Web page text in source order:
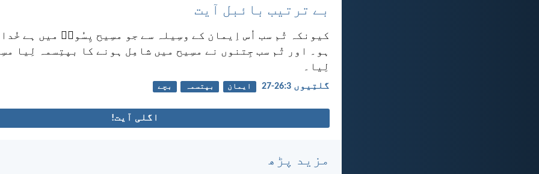
بے ترتیب بائبل آیت
کیونکہ تُم سب اُس اِیمان کے وسِیلہ سے جو مسِیح یِسُوعؔ میں ہے
ہو۔ اور تُم سب جِتنوں نے مسِیح میں شامِل ہونے کا بپتِسمہ لِیا
لِیا۔
گلتِیوں 3:‏26-‏27 ایمان بپتسمہ بچے
اگلی آیت!
مزید پڑھ